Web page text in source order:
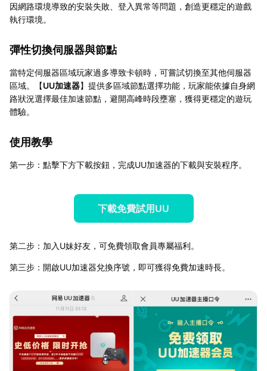
因網路環境導致的安裝失敗、登入異常等問題，創造更穩定的遊戲
執行環境。
彈性切換伺服器與節點
當特定伺服器區域玩家過多導致卡頓時，可嘗試切換至其他伺服器
區域。【UU加速器】提供多區域節點選擇功能，玩家能依據自身網
路狀況選擇最佳加速節點，避開高峰時段壅塞，獲得更穩定的遊玩
體驗。
使用教學
第一步：點擊下方下載按鈕，完成UU加速器的下載與安裝程序。
下載免費試用UU
第二步：加入U妹好友，可免費領取會員專屬福利。
第三步：開啟UU加速器兌換序號，即可獲得免費加速時長。